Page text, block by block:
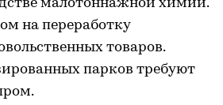
малотоннажной химии.
на переработку
товаров.
парков требуют